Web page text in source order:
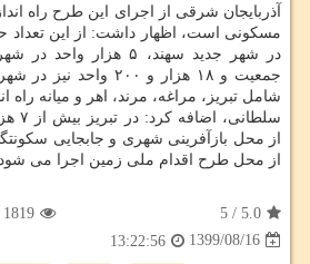
شامل تبریز، مراغه، مرند، اهر و میانه راه
از محل بازآفرینی شهری و جابجایی
از محل طرح اقدام ملی زمین اجرا می شود.
5.0
/
5
1819
1399/08/16
13:22:56